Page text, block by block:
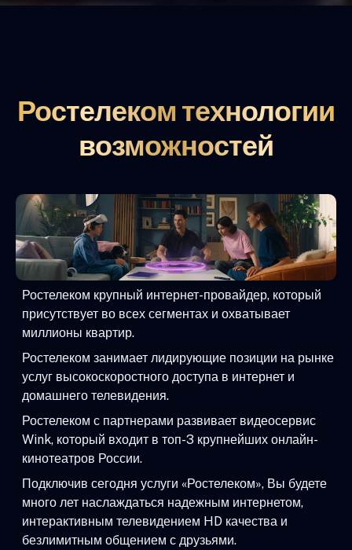
Ростелеком технологии
возможностей
Ростелеком крупный интернет-провайдер, который
присутствует во всех сегментах и охватывает
миллионы квартир.
Ростелеком занимает лидирующие позиции на рынке
услуг высокоскоростного доступа в интернет и
домашнего телевидения.
Ростелеком с партнерами развивает видеосервис
Wink, который входит в топ-3 крупнейших онлайн-
кинотеатров России.
Подключив сегодня услуги «Ростелеком», Вы будете
много лет наслаждаться надежным интернетом,
интерактивным телевидением HD качества и
безлимитным общением с друзьями.